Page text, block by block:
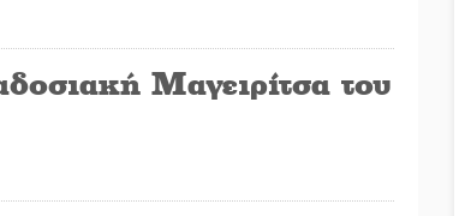
Μαγειρίτσα του